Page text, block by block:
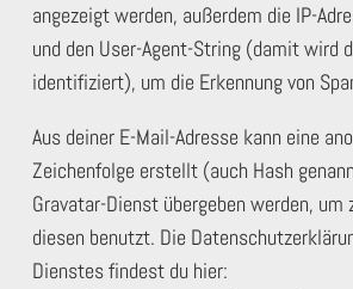
angezeigt werden, außerdem die IP-
und den User-Agent-String (damit wird
identifiziert), um die Erkennung von
Aus deiner E-Mail-Adresse kann eine
Zeichenfolge erstellt (auch Hash
Gravatar-Dienst übergeben werden, um
diesen benutzt. Die
Dienstes findest du hier: